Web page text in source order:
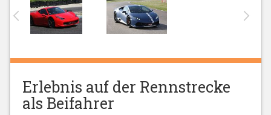
Erlebnis auf der Rennstrecke
als Beifahrer